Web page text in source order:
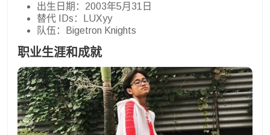
出生日期：2003年5月31日
替代 IDs：LUXyy
队伍：Bigetron Knights
职业生涯和成就